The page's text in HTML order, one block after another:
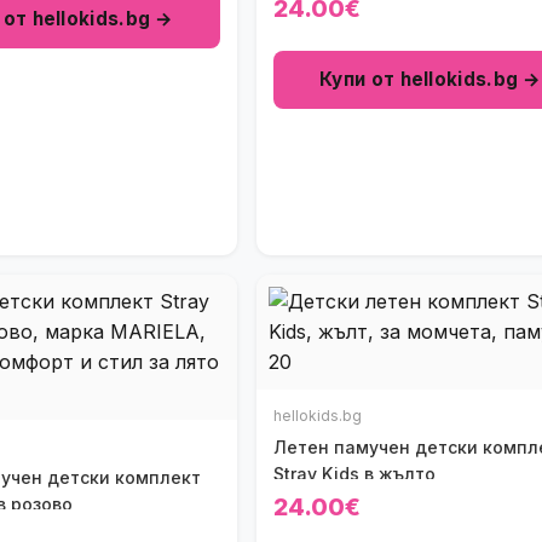
от hellokids.bg → 24.00€
Купи от hellokids.bg →
детски комплект
розово
hellokids.bg
Летен памучен детски
Stray Kids в жълто
24.00€